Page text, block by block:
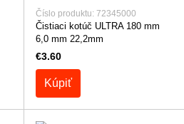
Číslo produktu: 72345000
Čistiaci kotúč ULTRA 180 mm
6,0 mm 22,2mm
€3.60
Kúpiť